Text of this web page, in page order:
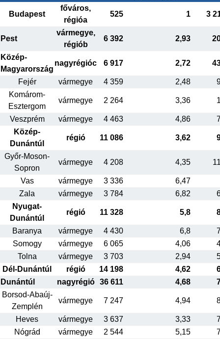
Budapest
főváros,
régióa
525 1 3
Pest
vármegye,
régiób
6 392 2,93
Közép-
Magyarország
nagyrégióc 6 917 2,72
Fejér vármegye 4 359 2,48
Komárom-
Esztergom
vármegye 2 264 3,36
Veszprém vármegye 4 463 4,86
Közép-
Dunántúl
régió 11 086 3,62
Győr-Moson-
Sopron
vármegye 4 208 4,35
Vas vármegye 3 336
6,47
Zala
vármegye 3 784 6,82
Nyugat-
Dunántúl
régió 11 328 5,8
Baranya vármegye 4 430 6,8
Somogy
vármegye 6 065 4,06
Tolna
vármegye 3 703 2,94
Dél-Dunántúl
régió 14 198 4,62
Dunántúl
nagyrégió 36 611 4,68
Borsod-Abaúj-
Zemplén
vármegye 7 247 4,94
Heves vármegye 3 637 3,33
Nógrád
vármegye 2 544 5,15